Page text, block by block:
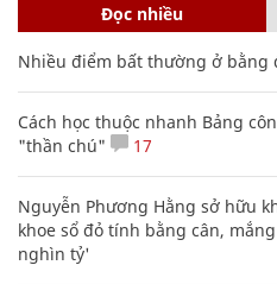
Đọc nhiều
Nhiều điểm bất thường ở bằng
Cách học thuộc nhanh Bảng
"thần chú"
17
Nguyễn Phương Hằng sở hữu
khoe sổ đỏ tính bằng cân,
nghìn tỷ'